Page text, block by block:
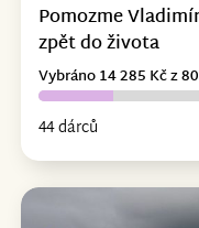
Pomozme
zpět do života
44 dárců
Vybráno 14 285 Kč z